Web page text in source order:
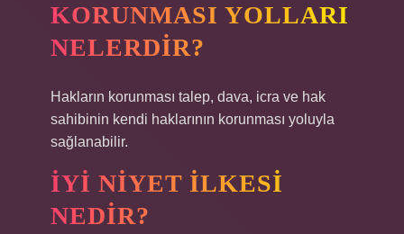
KORUNMASI YOLLARI
NELERDIR?
Hakların korunması talep, dava, icra ve hak
sahibinin kendi haklarının korunması yoluyla
sağlanabilir.
İYI NIYET ILKESI
NEDIR?